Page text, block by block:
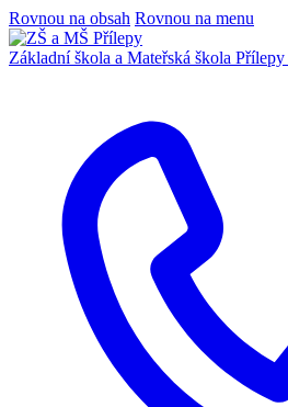
Rovnou na obsah Rovnou na menu
Základní škola a Mateřská škola Přílepy